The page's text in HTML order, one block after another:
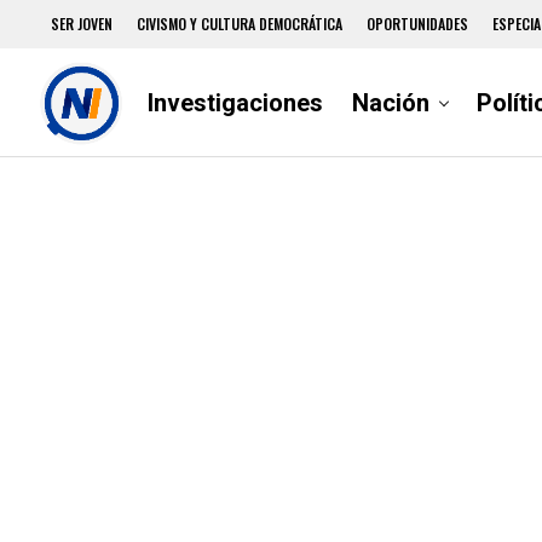
SER JOVEN CIVISMO Y CULTURA DEMOCRÁTICA OPORTUNIDADES
Investigaciones Nación